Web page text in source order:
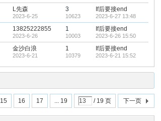
L先森
2023-6-25
3
10623
If后要接end
2023-6-27 13:48
13825222855
2023-6-26
1
10003
If后要接end
2023-6-26 15:50
金沙白浪
2023-6-21
1
10379
If后要接end
2023-6-21 15:52
15 16 17 ... 19 / 19 页 下一页